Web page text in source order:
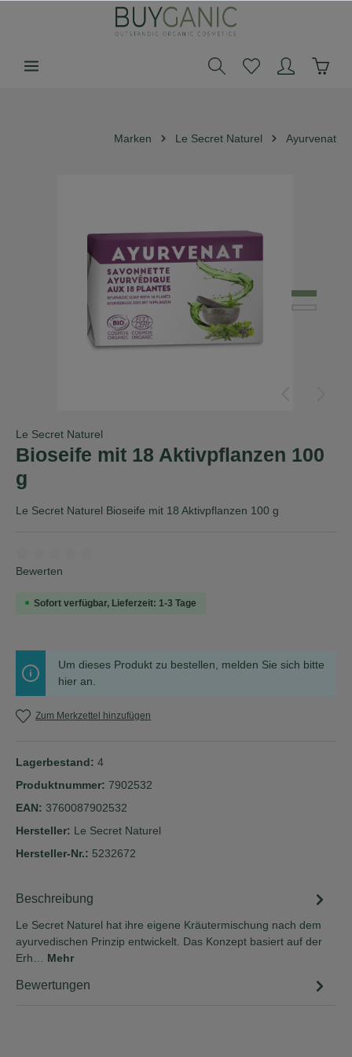
Marken Le Secret Naturel Ayurvenat
Le Secret Naturel
Bioseife mit 18 Aktivpflanzen 100
g
Le Secret Naturel Bioseife mit 18 Aktivpflanzen 100 g
Durchschnittliche Bewertung von 0 von 5 Sternen
Bewerten
Sofort verfügbar, Lieferzeit: 1-3 Tage
Um dieses Produkt zu bestellen, melden Sie sich bitte
hier an.
Zum Merkzettel hinzufügen
Lagerbestand: 4
Produktnummer: 7902532
EAN: 3760087902532
Hersteller: Le Secret Naturel
Hersteller-Nr.: 5232672
Beschreibung
Le Secret Naturel hat ihre eigene Kräutermischung nach dem
ayurvedischen Prinzip entwickelt. Das Konzept basiert auf der
Erh… Mehr
Bewertungen